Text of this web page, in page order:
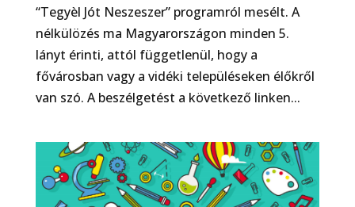
“Tegyèl Jót Neszeszer” programról mesélt. A
nélkülözés ma Magyarországon minden 5.
lányt érinti, attól függetlenül, hogy a
fővárosban vagy a vidéki településeken élőkről
van szó. A beszélgetést a következő linken...